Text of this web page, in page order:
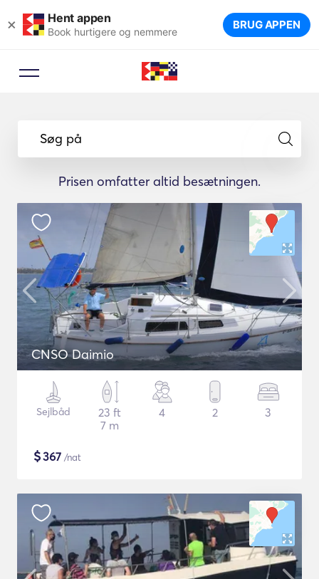
× Hent appen
Book hurtigere og nemmere BRUG APPEN
Søg på
Prisen omfatter altid besætningen.
CNSO Daimio
Sejlbåd
23 ft
7 m
4 2 3
$367 /nat